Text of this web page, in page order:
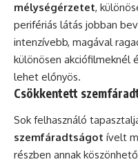
mélységérzetet,
perifériás látás jobban
intenzívebb, magával
különösen akciófilmeknél
lehet előnyös.
Csökkentett
Sok felhasználó
szemfáradtságot ívelt
részben annak